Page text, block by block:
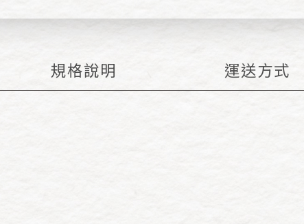
規格說明 運送方式